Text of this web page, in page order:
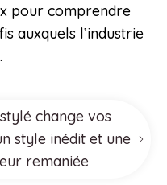
pour comprendre
auxquels l’industrie
change vos
style inédit et une
remaniée